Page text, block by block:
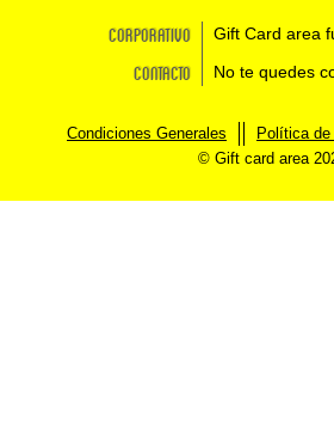
Corporativo Gift Card area
Contacto No te quedes
Condiciones Generales Política
© Gift card area